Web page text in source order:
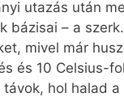
utazás után
bázisai – a
mivel már
és 10 Celsius-
hol halad